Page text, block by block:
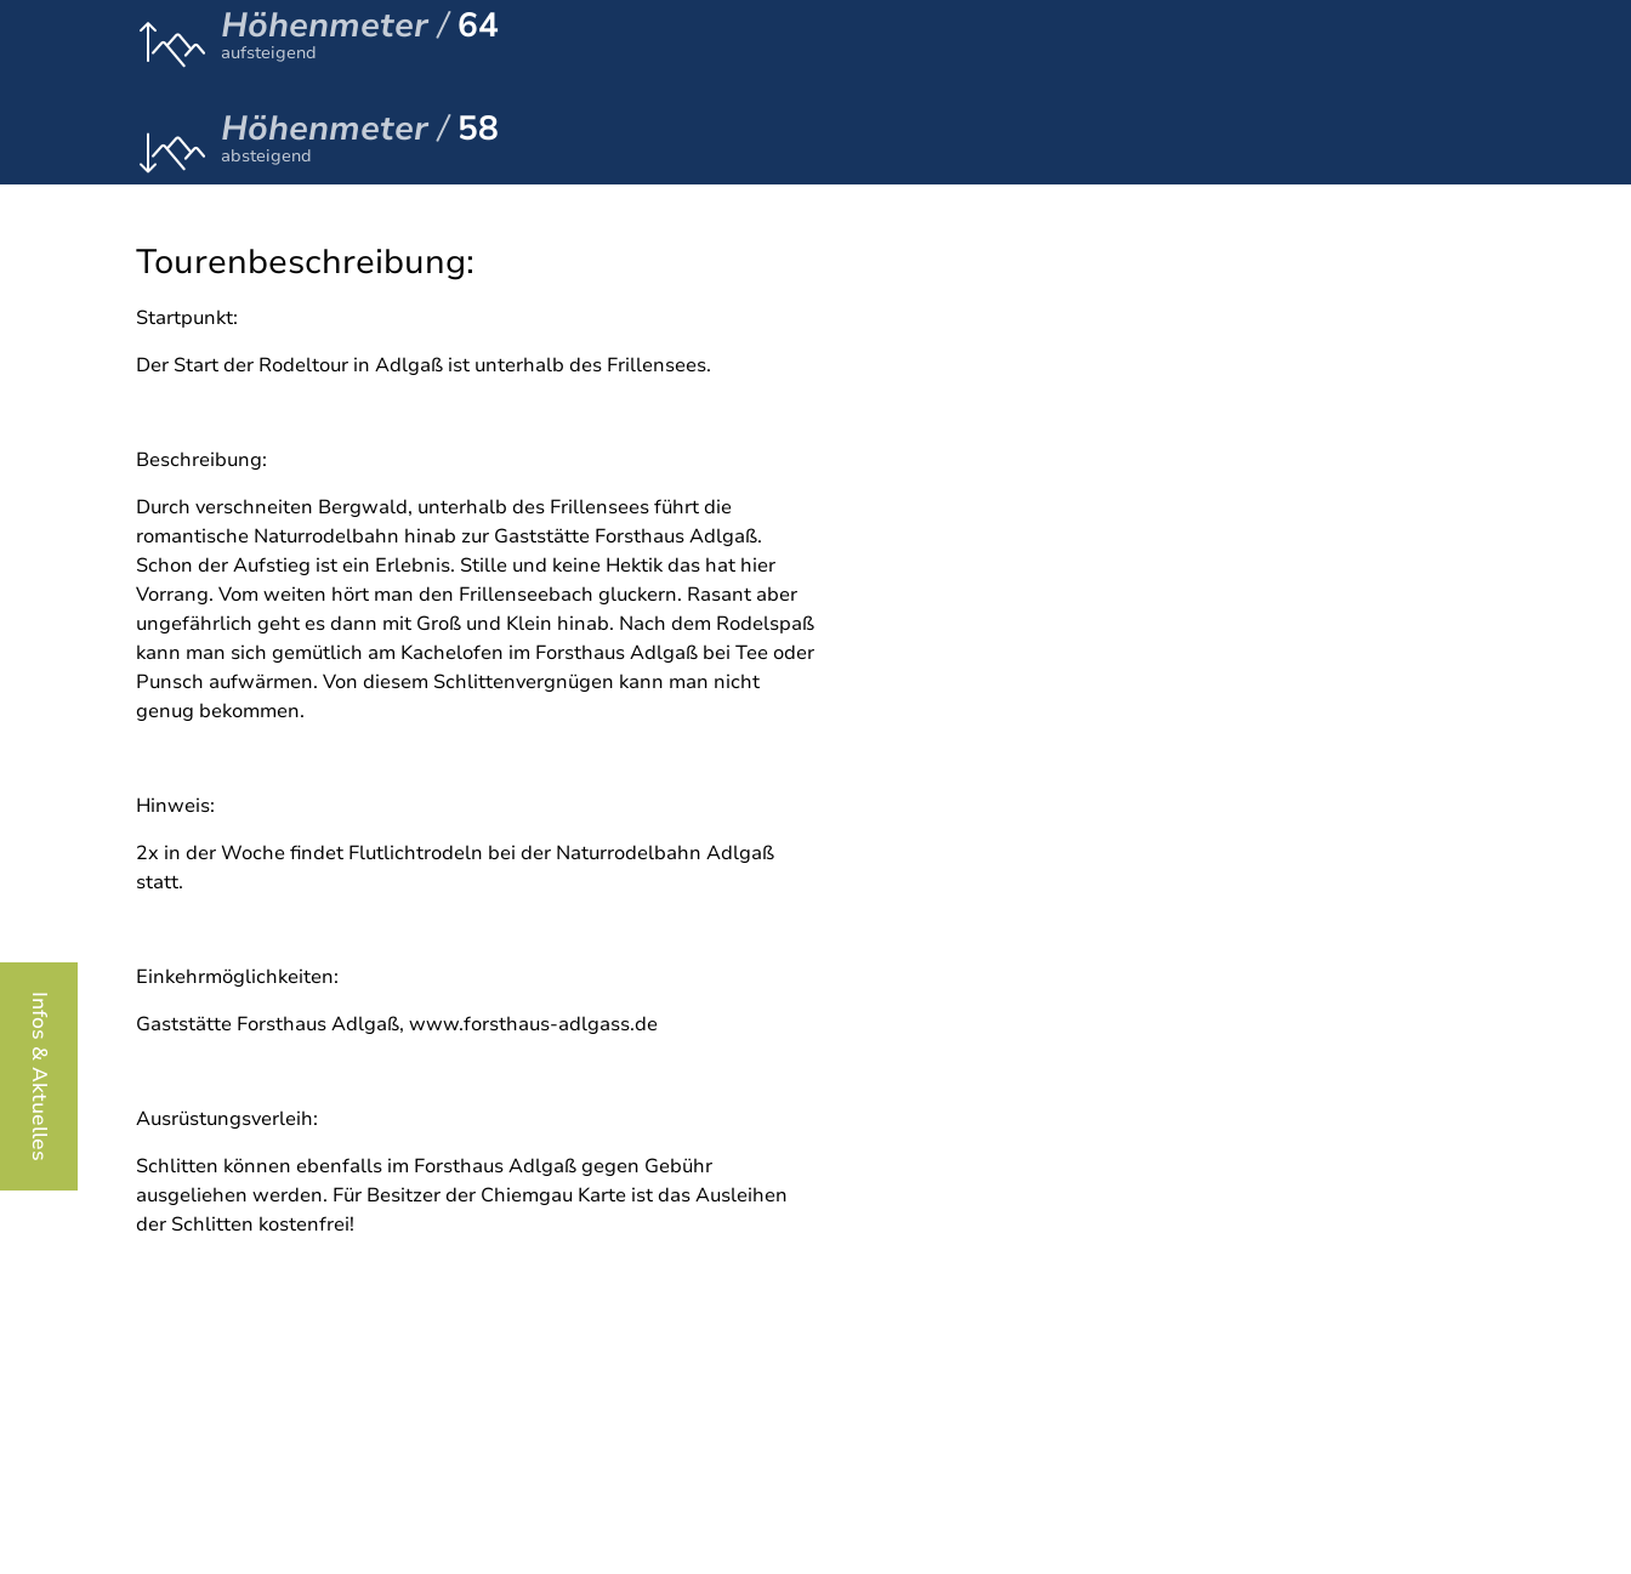
Infos & Aktuelles
Höhenmeter 64
aufsteigend
Höhenmeter 58
absteigend
Tourenbeschreibung:
Startpunkt:
Der Start der Rodeltour in Adlgaß ist unterhalb des Frillensees.
Beschreibung:
Durch verschneiten Bergwald, unterhalb des Frillensees führt die
romantische Naturrodelbahn hinab zur Gaststätte Forsthaus Adlgaß.
Schon der Aufstieg ist ein Erlebnis. Stille und keine Hektik das hat hier
Vorrang. Vom weiten hört man den Frillenseebach gluckern. Rasant aber
ungefährlich geht es dann mit Groß und Klein hinab. Nach dem Rodelspaß
kann man sich gemütlich am Kachelofen im Forsthaus Adlgaß bei Tee oder
Punsch aufwärmen. Von diesem Schlittenvergnügen kann man nicht
genug bekommen.
Hinweis:
2x in der Woche findet Flutlichtrodeln bei der Naturrodelbahn Adlgaß
statt.
Einkehrmöglichkeiten:
Gaststätte Forsthaus Adlgaß, www.forsthaus-adlgass.de
Ausrüstungsverleih:
Schlitten können ebenfalls im Forsthaus Adlgaß gegen Gebühr
ausgeliehen werden. Für Besitzer der Chiemgau Karte ist das Ausleihen
der Schlitten kostenfrei!